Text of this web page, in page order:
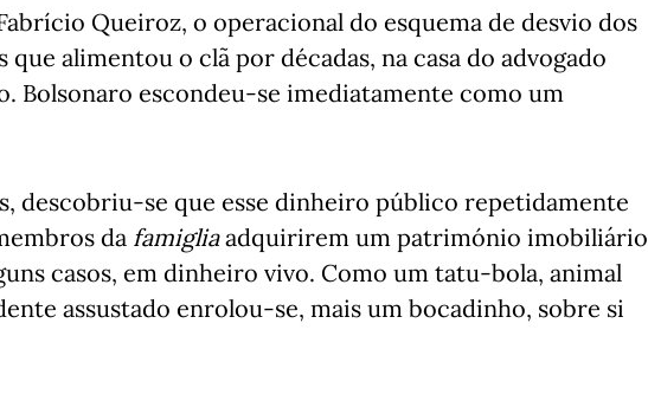
Queiroz, o operacional do esquema de desvio dos
que alimentou o clã por décadas, na casa do advogado
Bolsonaro escondeu-se imediatamente como um
descobriu-se que esse dinheiro público repetidamente
da famigliaadquirirem um património imobiliário
casos, em dinheiro vivo. Como um tatu-bola, animal
assustado enrolou-se, mais um bocadinho, sobre si